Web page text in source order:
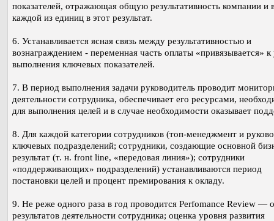
показателей, отражающая общую результативность компании и
каждой из единиц в этот результат.
6. Устанавливается ясная связь между результативностью и
вознаграждением - переменная часть оплаты «привязывается»
выполнения ключевых показателей.
7. В период выполнения задачи руководитель проводит
деятельности сотрудника, обеспечивает его ресурсами,
для выполнения целей и в случае необходимости оказывает
8. Для каждой категории сотрудников (топ-менеджмент и
ключевых подразделений; сотрудники, создающие основной
результат (т. н. front line, «передовая линия»); сотрудники
«поддерживающих» подразделений) устанавливаются период
постановки целей и процент премирования к окладу.
9. Не реже одного раза в год проводится Perfomance Review —
результатов деятельности сотрудника; оценка уровня развития